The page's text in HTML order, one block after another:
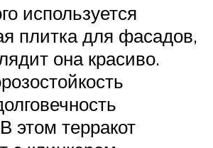
используется
плитка для фасадов,
она красиво.
этом терракот